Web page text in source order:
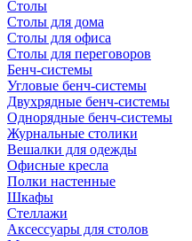
Столы
Столы для дома
Столы для офиса
Столы для переговоров
Бенч-системы
Угловые бенч-системы
Двухрядные бенч-системы
Однорядные бенч-системы
Журнальные столики
Вешалки для одежды
Офисные кресла
Полки настенные
Шкафы
Стеллажи
Аксессуары для столов